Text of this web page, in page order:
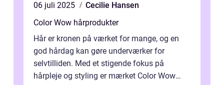
06 juli 2025
Cecilie Hansen
Color Wow hårprodukter
Hår er kronen på værket for mange, og en
god hårdag kan gøre underværker for
selvtilliden. Med et stigende fokus på
hårpleje og styling er mærket Color Wow